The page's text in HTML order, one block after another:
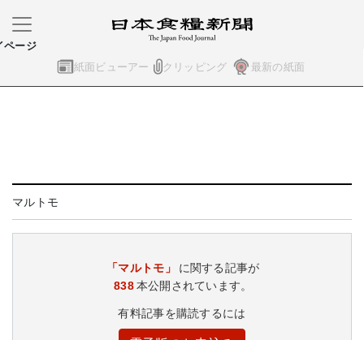
紙面ビューアー クリッピング 最新の紙面
ページ
マルトモ
「マルトモ」
に関する記事が
838本公開されています。
有料記事を購読するには